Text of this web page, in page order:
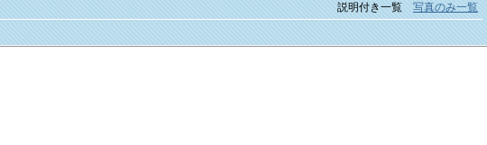
説明付き一覧 写真のみ一覧